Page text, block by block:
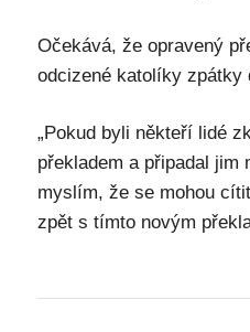
Očekává, že opravený
odcizené katolíky zpátky
„Pokud byli někteří lidé
překladem a připadal jim
myslím, že se mohou
zpět s tímto novým